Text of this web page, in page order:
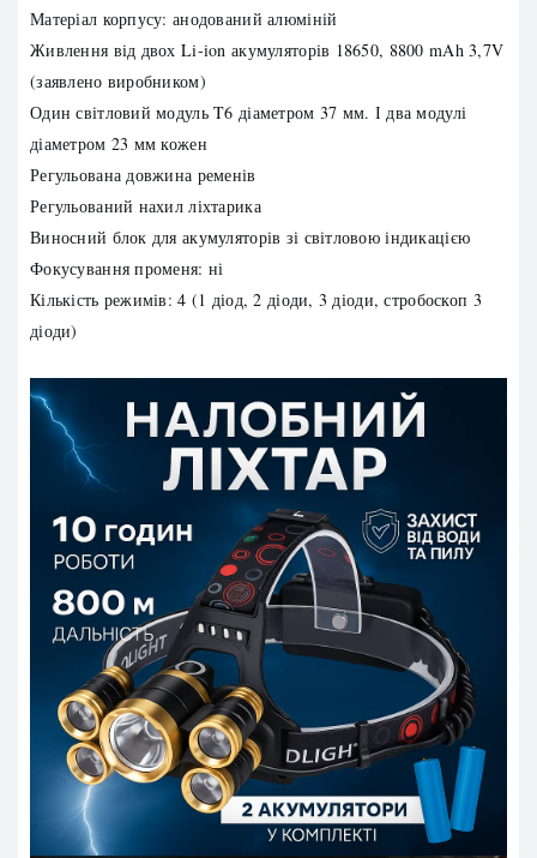
Матеріал корпусу: анодований алюміній
Живлення від двох Li-ion акумуляторів 18650, 8800 mAh 3,7V
(заявлено виробником)
Один світловий модуль T6 діаметром 37 мм. І два модулі
діаметром 23 мм кожен
Регульована довжина ременів
Регульований нахил ліхтарика
Виносний блок для акумуляторів зі світловою індикацією
Фокусування променя: ні
Кількість режимів: 4 (1 діод, 2 діоди, 3 діоди, стробоскоп 3
діоди)